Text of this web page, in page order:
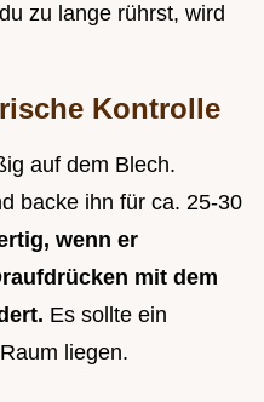
zu lange rührst, wird
Kontrolle
auf dem Blech.
backe ihn für ca. 25-30
wenn er
mit dem
Es sollte ein
liegen.